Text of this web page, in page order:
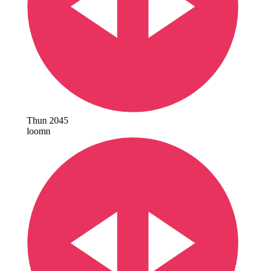
Thun 2045
loomn